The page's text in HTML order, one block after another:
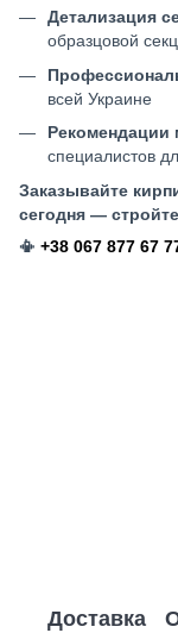
Детализация
образцовой
всей Украине
Рекомендации
специалистов
Заказывайте
сегодня —
📳 +38 067 877 67
Доставка